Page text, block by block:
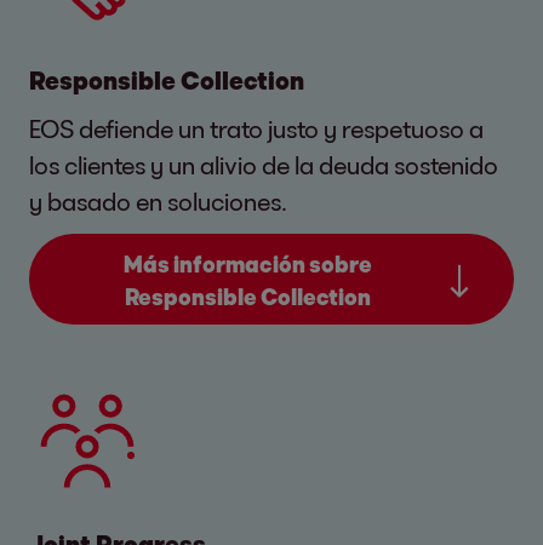
Responsible Collection
EOS defiende un trato justo y respetuoso a
los clientes y un alivio de la deuda sostenido
y basado en soluciones.
Más información sobre
Responsible Collection